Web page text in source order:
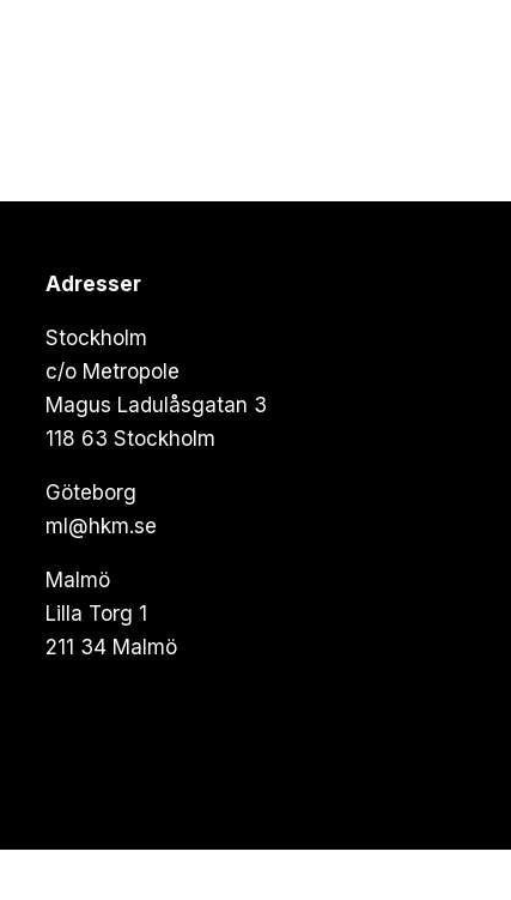
Adresser
Stockholm
c/o Metropole
Magus Ladulåsgatan 3
118 63 Stockholm
Göteborg
ml@hkm.se
Malmö
Lilla Torg 1
211 34 Malmö